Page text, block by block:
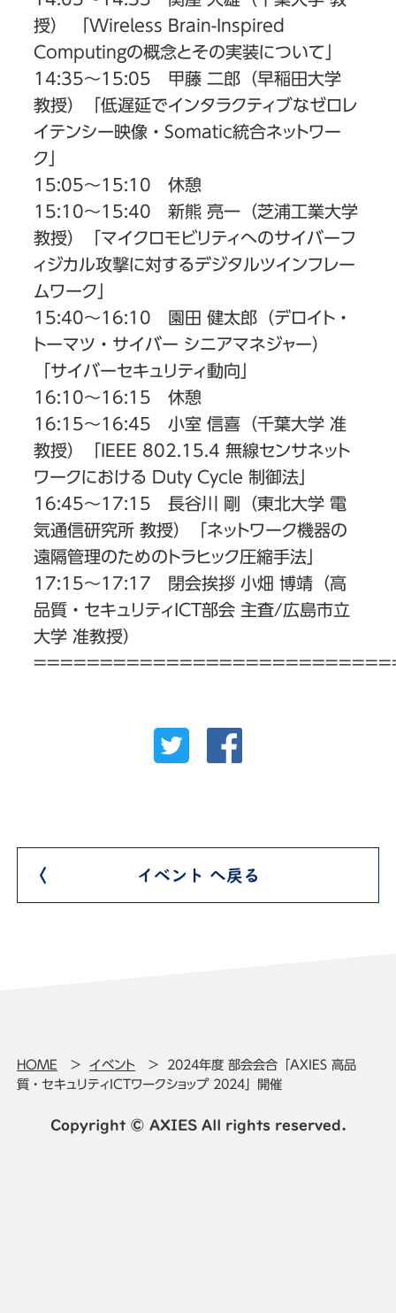
授） 「Wireless Brain-Inspired
Computingの概念とその実装について」
14:35〜15:05 甲藤 二郎（早稲田大学
教授）「低遅延でインタラクティブなゼロレ
イテンシー映像・Somatic統合ネットワー
ク」
15:05〜15:10 休憩
15:10〜15:40 新熊 亮一（芝浦工業大学
教授）「マイクロモビリティへのサイバーフ
ィジカル攻撃に対するデジタルツインフレー
ムワーク」
15:40〜16:10 園田 健太郎（デロイト・
トーマツ・サイバー シニアマネジャー）
「サイバーセキュリティ動向」
16:10〜16:15 休憩
16:15〜16:45 小室 信喜（千葉大学 准
教授）「IEEE 802.15.4 無線センサネット
ワークにおける Duty Cycle 制御法」
16:45〜17:15 長谷川 剛（東北大学 電
気通信研究所 教授）「ネットワーク機器の
遠隔管理のためのトラヒック圧縮手法」
17:15〜17:17 閉会挨拶 小畑 博靖（高
品質・セキュリティICT部会 主査/広島市立
大学 准教授）
イベント へ戻る
HOME イベント
2024年度 部会会合「AXIES 高品
質・セキュリティICTワークショップ 2024」開催
Copyright © AXIES All rights reserved.